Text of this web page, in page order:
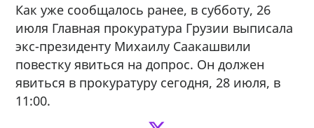
Как уже сообщалось ранее, в субботу, 26
июля Главная прокуратура Грузии выписала
экс-президенту Михаилу Саакашвили
повестку явиться на допрос. Он должен
явиться в прокуратуру сегодня, 28 июля, в
11:00.